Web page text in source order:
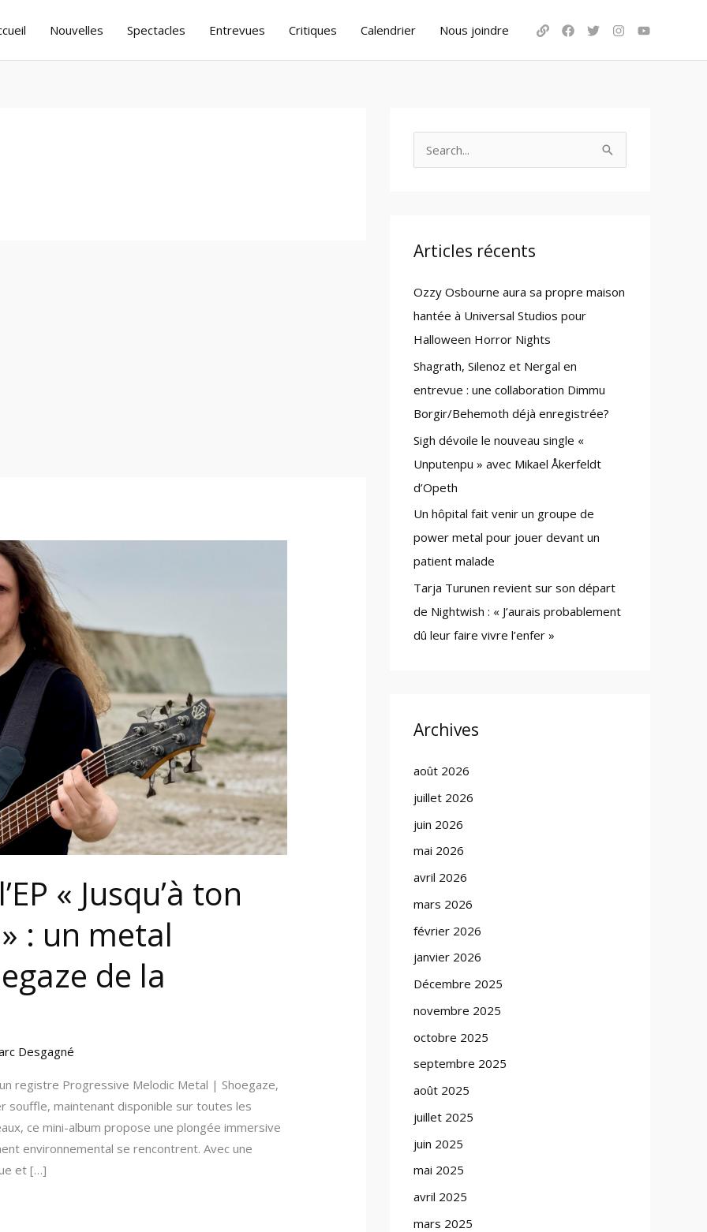
Nouvelles Spectacles Entrevues Critiques Calendrier Nous joindre
« Jusqu’à ton
: un metal
de la
Desgagné
registre Progressive Melodic Metal | Shoegaze,
souffle, maintenant disponible sur toutes les
ce mini-album propose une plongée immersive
environnemental se rencontrent. Avec une
et […]
c
f
o
r
:
Articles récents
Ozzy Osbourne aura sa propre maison
hantée à Universal Studios pour
Halloween Horror Nights
Shagrath, Silenoz et Nergal en
entrevue : une collaboration Dimmu
Borgir/Behemoth déjà enregistrée?
Sigh dévoile le nouveau single «
Unputenpu » avec Mikael Åkerfeldt
d’Opeth
Un hôpital fait venir un groupe de
power metal pour jouer devant un
patient malade
Tarja Turunen revient sur son départ
de Nightwish : « J’aurais probablement
dû leur faire vivre l’enfer »
Archives
août 2026
juillet 2026
juin 2026
mai 2026
avril 2026
mars 2026
février 2026
janvier 2026
Décembre 2025
novembre 2025
octobre 2025
septembre 2025
août 2025
juillet 2025
juin 2025
mai 2025
avril 2025
mars 2025